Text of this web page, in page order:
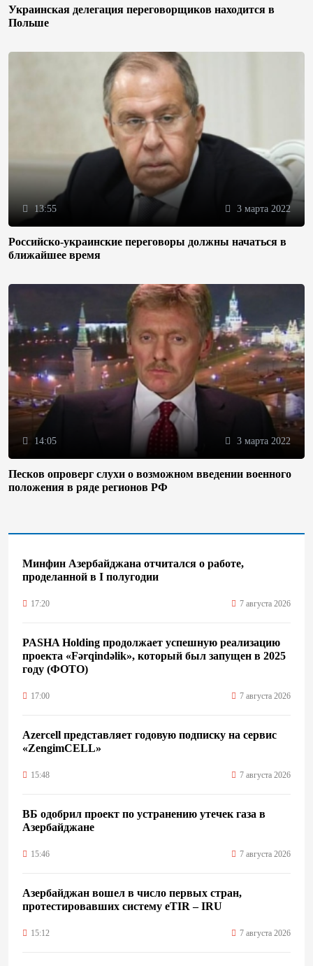
Украинская делегация переговорщиков находится в
Польше
13:55 3 марта 2022
Российско-украинские переговоры должны начаться в
ближайшее время
14:05 3 марта 2022
Песков опроверг слухи о возможном введении военного
положения в ряде регионов РФ
Минфин Азербайджана отчитался о работе,
проделанной в I полугодии
17:20 7 августа 2026
PASHA Holding продолжает успешную реализацию
проекта «Fərqindəlik», который был запущен в 2025
году (ФОТО)
17:00 7 августа 2026
Azercell представляет годовую подписку на сервис
«ZengimCELL»
15:48 7 августа 2026
ВБ одобрил проект по устранению утечек газа в
Азербайджане
15:46 7 августа 2026
Азербайджан вошел в число первых стран,
протестировавших систему eTIR – IRU
15:12 7 августа 2026